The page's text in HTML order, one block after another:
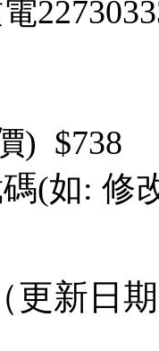
) $738
(如: 修
更新日